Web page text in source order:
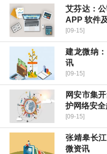
艾芬达：
APP 软件
[09-15]
建龙微纳
讯
[09-15]
网安市集
护网络安
[09-15]
张靖皋长
微资讯